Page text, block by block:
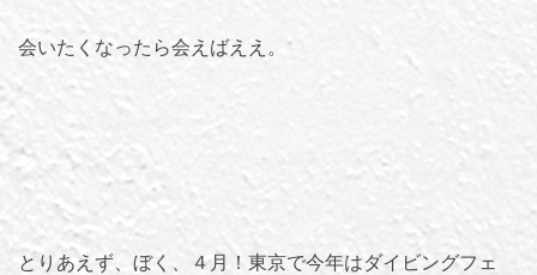
会いたくなったら会えばええ。
とりあえず、ぼく、４月！東京で今年はダイビングフェ